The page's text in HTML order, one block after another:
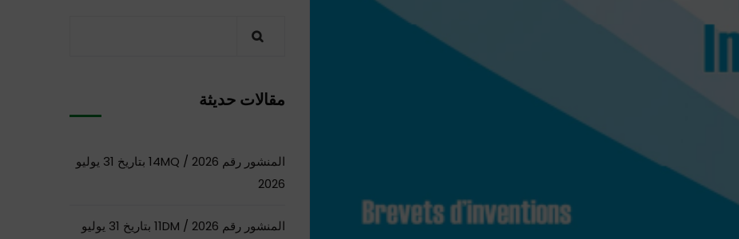
مقالات حديثة
المنشور رقم 14MQ / 2026 بتاريخ 31 يوليو
2026
المنشور رقم 11DM / 2026 بتاريخ 31 يوليو